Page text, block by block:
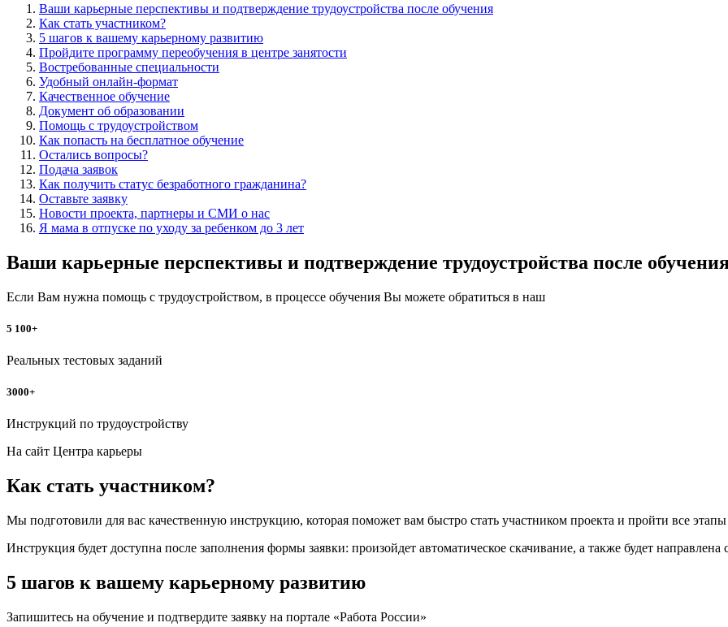
Ваши карьерные перспективы и подтверждение трудоустройства после обучения
Как стать участником?
5 шагов к вашему карьерному развитию
Пройдите программу переобучения в центре занятости
Востребованные специальности
Удобный онлайн-формат
Качественное обучение
Документ об образовании
Помощь с трудоустройством
Как попасть на бесплатное обучение
Остались вопросы?
Подача заявок
Как получить статус безработного гражданина?
Оставьте заявку
Новости проекта, партнеры и СМИ о нас
Я мама в отпуске по уходу за ребенком до 3 лет
Ваши карьерные перспективы и подтверждение трудоустройства после
Если Вам нужна помощь с трудоустройством, в процессе обучения Вы можете обратиться в наш
5 100+
Реальных тестовых заданий
3000+
Инструкций по трудоустройству
На сайт Центра карьеры
Как стать участником?
Мы подготовили для вас качественную инструкцию, которая поможет вам быстро стать участником проекта и пройти все этапы
Инструкция будет доступна после заполнения формы заявки: произойдет автоматическое скачивание, а также будет
5 шагов к вашему карьерному развитию
Запишитесь на обучение и подтвердите заявку на портале «Работа России»